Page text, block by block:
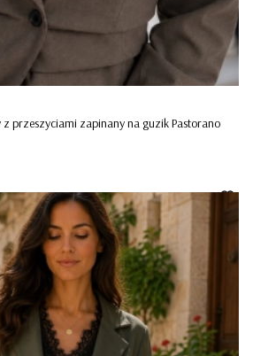
przeszyciami zapinany na guzik Pastorano